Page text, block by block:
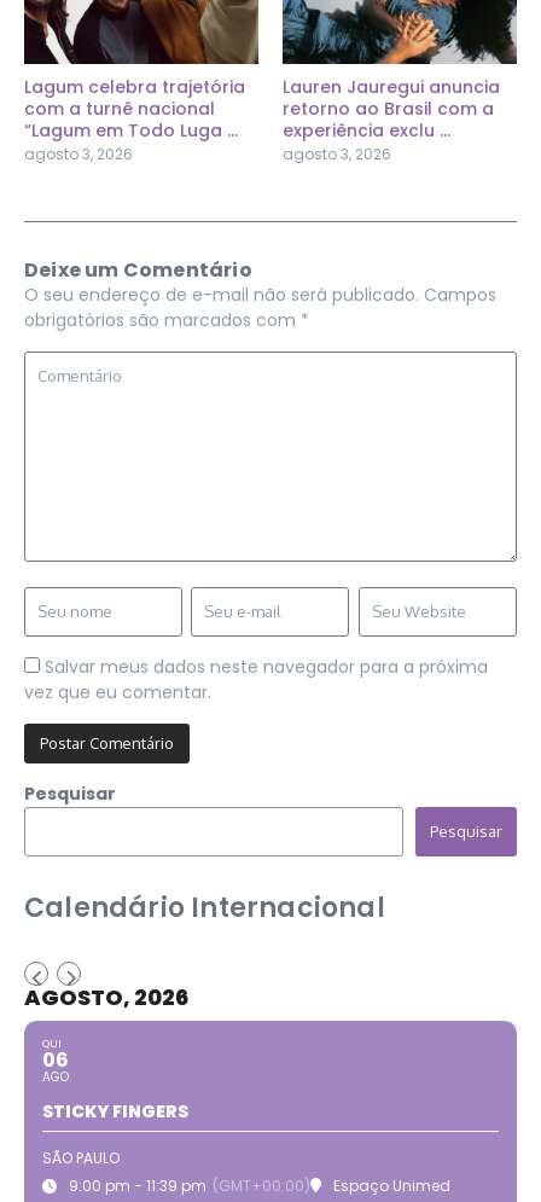
Lagum celebra trajetória
com a turnê nacional
“Lagum em Todo Luga ...
agosto 3, 2026
Lauren Jauregui anuncia
retorno ao Brasil com a
experiência exclu ...
agosto 3, 2026
Deixe um Comentário
O seu endereço de e-mail não será publicado. Campos
obrigatórios são marcados com *
Salvar meus dados neste navegador para a próxima
vez que eu comentar.
Pesquisar
Pesquisar
Calendário Internacional
AGOSTO, 2026
QUI
06
AGO
STICKY FINGERS
SÃO PAULO
9:00 pm - 11:39 pm (GMT+00:00) Espaço Unimed